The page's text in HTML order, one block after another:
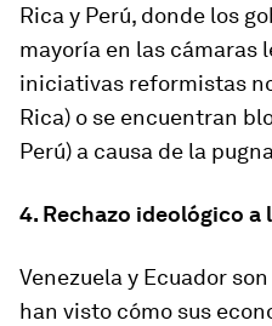
Rica y Perú, donde los
mayoría en las cámaras
iniciativas reformistas
Rica) o se encuentran
Perú) a causa de la
4. Rechazo ideológico
Venezuela y Ecuador
han visto cómo sus